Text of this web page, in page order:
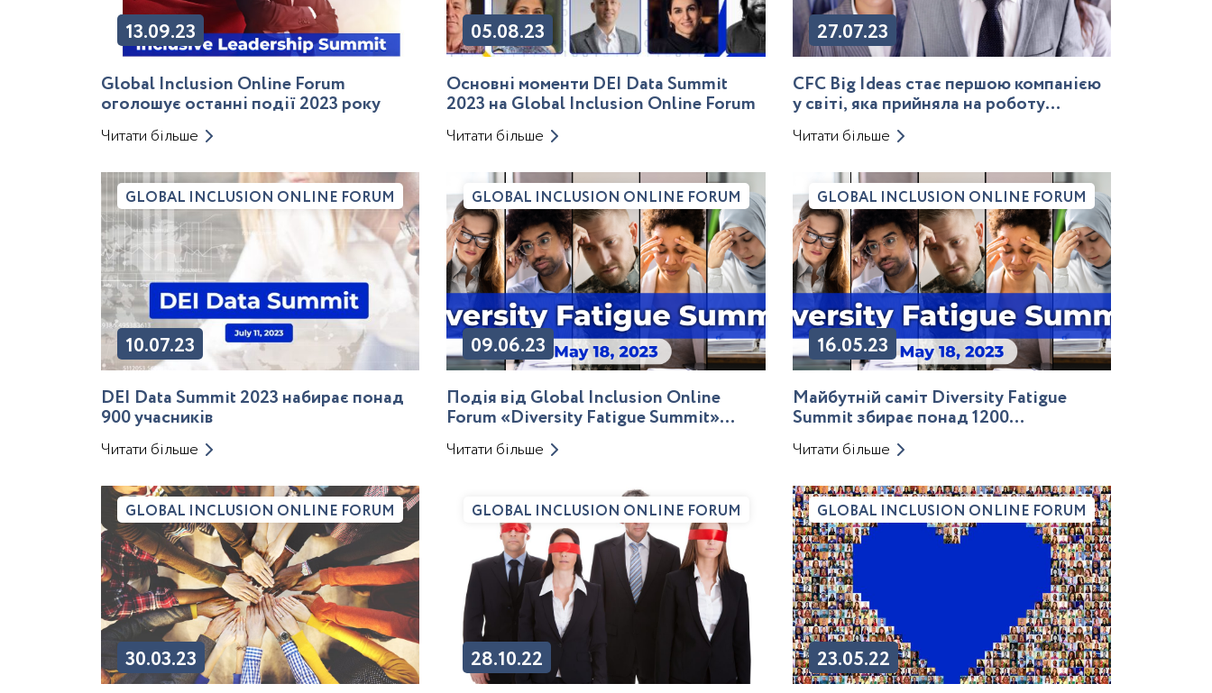
13.09.23
Global Inclusion Online Forum
оголошує останні події 2023 року
Читати більше
05.08.23
Основні моменти DEI Data Summit
2023 на Global Inclusion Online Forum
Читати більше
27.07.23
CFC Big Ideas стає першою компанією
у світі, яка прийняла на роботу
людину за повністю “сліпим”
процесом найму
Читати більше
10.07.23
GLOBAL INCLUSION ONLINE FORUM
DEI Data Summit 2023 набирає понад
900 учасників
Читати більше
09.06.23
GLOBAL INCLUSION ONLINE FORUM
Подія від Global Inclusion Online
Forum «Diversity Fatigue Summit»
привернула увагу світу
Читати більше
16.05.23
GLOBAL INCLUSION ONLINE FORUM
Майбутній саміт Diversity Fatigue
Summit збирає понад 1200
відвідувачів
Читати більше
30.03.23
GLOBAL INCLUSION ONLINE FORUM
28.10.22
GLOBAL INCLUSION ONLINE FORUM
23.05.22
GLOBAL INCLUSION ONLINE FORUM